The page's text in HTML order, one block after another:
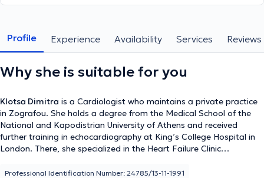
Profile Experience Availability Services Reviews
Why she is suitable for you
Klotsa Dimitra is a Cardiologist who maintains a private practice
in Zografou. She holds a degree from the Medical School of the
National and Kapodistrian University of Athens and received
further training in echocardiography at King’s College Hospital in
London. There, she specialized in the Heart Failure Clinic
ultrasound department, performing transthoracic and
Professional Identification Number: 24785/13-11-1991